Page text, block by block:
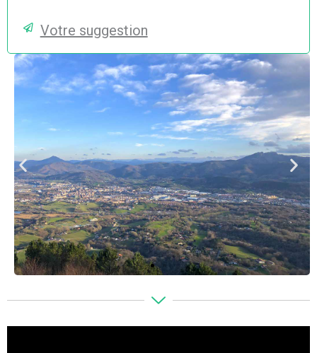
Votre suggestion